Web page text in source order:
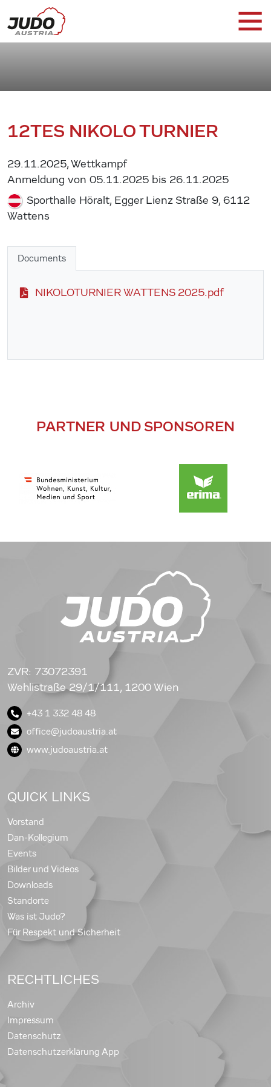
12TES NIKOLO TURNIER
29.11.2025, Wettkampf
Anmeldung von 05.11.2025 bis 26.11.2025
Sporthalle Höralt, Egger Lienz Straße 9, 6112
Wattens
Documents
NIKOLOTURNIER WATTENS 2025.pdf
PARTNER UND SPONSOREN
ZVR: 73072391
Wehlistraße 29/1/111, 1200 Wien
+43 1 332 48 48
office@judoaustria.at
www.judoaustria.at
QUICK LINKS
Vorstand
Dan-Kollegium
Events
Bilder und Videos
Downloads
Standorte
Was ist Judo?
Für Respekt und Sicherheit
RECHTLICHES
Archiv
Impressum
Datenschutz
Datenschutzerklärung App